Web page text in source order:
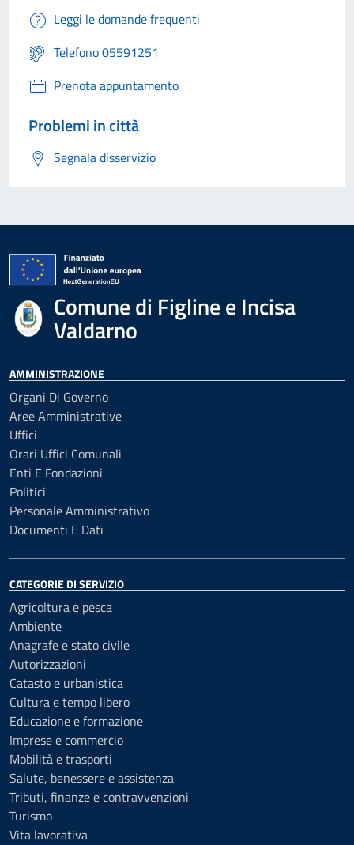
Leggi le domande frequenti
Telefono 05591251
Prenota appuntamento
Problemi in città
Segnala disservizio
Comune di Figline e Incisa
Valdarno
AMMINISTRAZIONE
Organi Di Governo
Aree Amministrative
Uffici
Orari Uffici Comunali
Enti E Fondazioni
Politici
Personale Amministrativo
Documenti E Dati
CATEGORIE DI SERVIZIO
Agricoltura e pesca
Ambiente
Anagrafe e stato civile
Autorizzazioni
Catasto e urbanistica
Cultura e tempo libero
Educazione e formazione
Imprese e commercio
Mobilità e trasporti
Salute, benessere e assistenza
Tributi, finanze e contravvenzioni
Turismo
Vita lavorativa